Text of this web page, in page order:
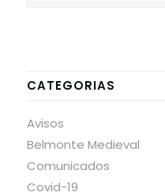
CATEGORIAS
Avisos
Belmonte Medieval
Comunicados
Covid-19